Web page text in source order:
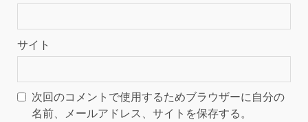
サイト
次回のコメントで使用するためブラウザーに自分の
名前、メールアドレス、サイトを保存する。